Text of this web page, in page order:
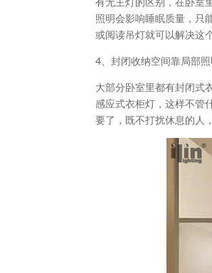
照明会影响睡眠质量，只
或阅读吊灯就可以解决这
4、封闭收纳空间靠局部
大部分卧室里都有封闭式
感应式衣柜灯，这样不管
要了，既不打扰休息的人